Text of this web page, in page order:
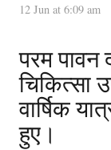
12 Jun at 6:09 am
परम पावन
चिकित्सा
वार्षिक
हुए।